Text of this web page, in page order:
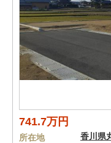
741.7万円
所在地 香川県